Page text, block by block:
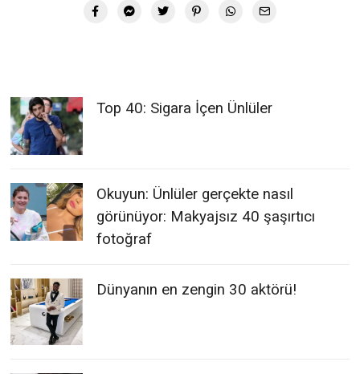
Top 40: Sigara İçen Ünlüler
Okuyun: Ünlüler gerçekte nasıl
görünüyor: Makyajsız 40 şaşırtıcı
fotoğraf
Dünyanın en zengin 30 aktörü!